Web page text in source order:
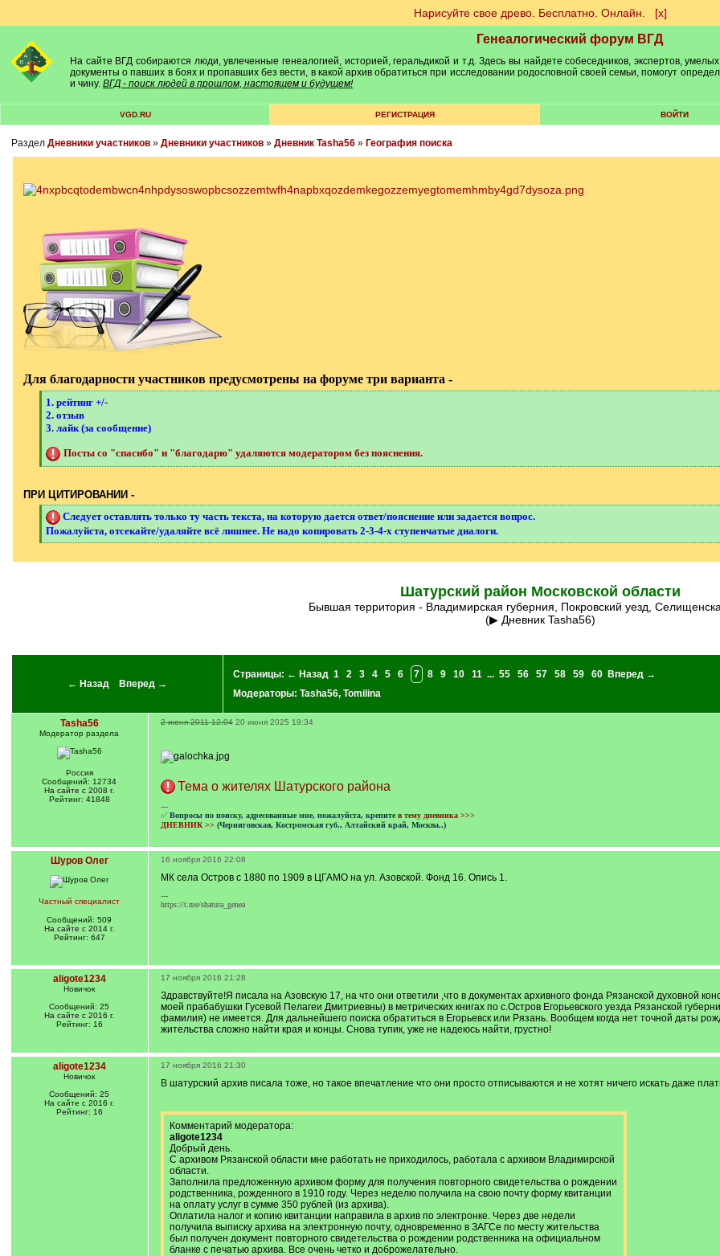
Нарисуйте свое древо. Бесплатно. Онлайн. [х]
Генеалогический форум ВГД
На сайте ВГД собираются люди, увлеченные генеалогией, историей, геральдикой и т.д. Здесь вы найдете собеседников, экспертов,
документы о павших в боях и пропавших без вести, в какой архив обратиться при исследовании родословной своей семьи, помогут
и чину. ВГД - поиск людей в прошлом, настоящем и будущем!
VGD.RU РЕГИСТРАЦИЯ ВОЙТИ
Раздел Дневники участников» Дневники участников» Дневник Tasha56» География поиска
Для благодарности участников предусмотрены на форуме три варианта -
[
q
]
1. рейтинг +/-
2. отзыв
3. лайк (за сообщение)
Посты со "спасибо" и "благодарю" удаляются модератором без пояснения.
[
ПРИ ЦИТИРОВАНИИ -
[
q
Следует оставлять только ту часть текста, на которую дается ответ/пояснение или задается вопрос.
Пожалуйста, отсекайте/удаляйте всё лишнее. Не надо копировать 2-3-4-х ступенчатые диалоги.
[
Шатурский район Московской области
Бывшая территория - Владимирская губерния, Покровский уезд,
(▶ Дневник Tasha56)
← Назад Вперед →
Страницы: ← Назад 1 2 3 4 5 6 7 8 9 10 11 ... 55 56 57 58 59 60
Вперед →
Модераторы: Tasha56, Tomilina
Tasha56
Модератор раздела
Россия
Сообщений: 12734
На сайте с 2008 г.
Рейтинг: 41848
2 июня 2011 12:04 20 июня 2025 19:34
Тема о жителях Шатурского района
---
✅ Вопросы по поиску, адресованные мне, пожалуйста, крепите в тему дневника >>>
ДНЕВНИК >> (Черниговская, Костромская губ., Алтайский край, Москва..)
Шуров Олег
Частный специалист
Сообщений: 509
На сайте с 2014 г.
Рейтинг: 647
16 ноября 2016 22:08
МК села Остров с 1880 по 1909 в ЦГАМО на ул. Азовской. Фонд 16. Опись 1.
---
https://t.me/shatura_genea
aligote1234
Новичок
Сообщений: 25
На сайте с 2016 г.
Рейтинг: 16
17 ноября 2016 21:28
Здравствуйте!Я писала на Азовскую 17, на что они ответили ,что в документах архивного фонда Рязанской духовной
моей прабабушки Гусевой Пелагеи Дмитриевны) в метрических книгах по с.Остров Егорьевского уезда Рязанской
фамилия) не имеется. Для дальнейшего поиска обратиться в Егорьевск или Рязань. Вообщем когда нет точной даты
жительства сложно найти края и концы. Снова тупик, уже не надеюсь найти, грустно!
aligote1234
Новичок
Сообщений: 25
На сайте с 2016 г.
Рейтинг: 16
17 ноября 2016 21:30
В шатурский архив писала тоже, но такое впечатление что они просто отписываются и не хотят ничего искать даже
Комментарий модератора:
aligote1234
Добрый день.
С архивом Рязанской области мне работать не приходилось, работала с архивом Владимирской
области.
Заполнила предложенную архивом форму для получения повторного свидетельства о рождении
родственника, рожденного в 1910 году. Через неделю получила на свою почту форму квитанции
на оплату услуг в сумме 350 рублей (из архива).
Оплатила налог и копию квитанции направила в архив по электронке. Через две недели
получила выписку архива на электронную почту, одновременно в ЗАГСе по месту жительства
был получен документ повторного свидетельства о рождении родственника на официальном
бланке с печатью архива. Все очень четко и доброжелательно.